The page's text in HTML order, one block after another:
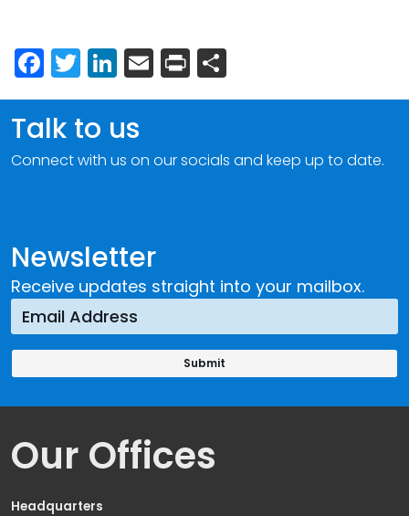
Facebook
Twitter
LinkedIn
Email
Print
Newsletter
Receive updates straight into your mailbox.
Talk to us
Connect with us on our socials and keep up to date.
Our Offices
Headquarters